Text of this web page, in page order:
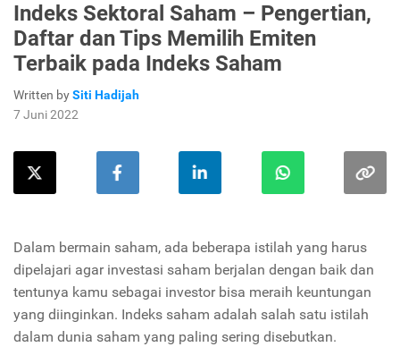
Indeks Sektoral Saham – Pengertian,
Daftar dan Tips Memilih Emiten
Terbaik pada Indeks Saham
Written bySiti Hadijah
7 Juni 2022
Dalam bermain saham, ada beberapa istilah yang harus
dipelajari agar investasi saham berjalan dengan baik dan
tentunya kamu sebagai investor bisa meraih keuntungan
yang diinginkan. Indeks saham adalah salah satu istilah
dalam dunia saham yang paling sering disebutkan.